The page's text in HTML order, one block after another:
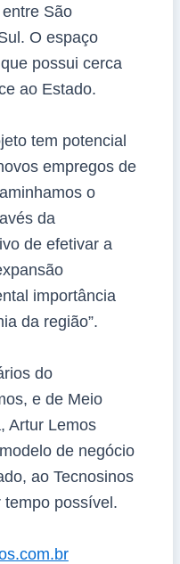
São
O espaço
possui cerca
ao Estado.
tem potencial
empregos de
o
da
de efetivar a
importância
da região”.
do
e de Meio
Artur Lemos
de negócio
ao Tecnosinos
possível.